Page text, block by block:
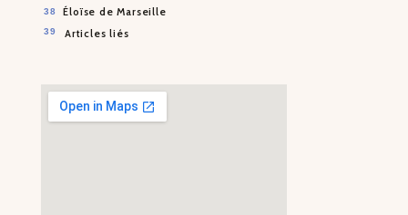
Éloïse de Marseille
Articles liés